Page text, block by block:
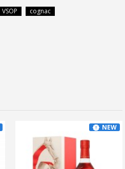
VSOP cognac
NEW